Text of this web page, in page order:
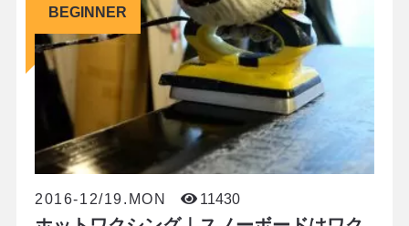
たんにボードのお手入を忘れてしまいがち。 最後の
スノーボードを楽しんだまま、ボードをガレージに
放置していませんか？MOJANEでは、シーズンを
BEGINNER
2016-12/19.MON 11430